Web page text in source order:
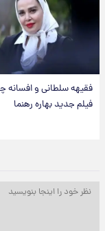
فقیهه سلطانی و افسانه
فیلم جدید بهاره رهنما